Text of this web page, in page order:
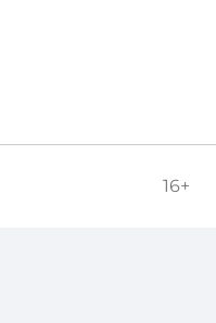
16+